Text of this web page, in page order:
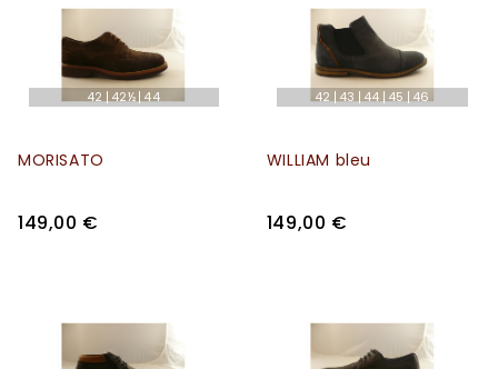
42 42½ 44
MORISATO
149,00 €
42 43 44 45 46
WILLIAM bleu
149,00 €